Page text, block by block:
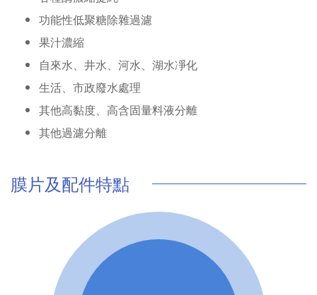
功能性低聚糖除雜過濾
果汁濃縮
自來水、井水、河水、湖水凈化
生活、市政廢水處理
其他高黏度、高含固量料液分離
其他過濾分離
膜片及配件特點